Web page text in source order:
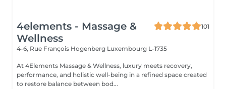
4elements - Massage &
Wellness
101
4-6, Rue François Hogenberg Luxembourg L-1735
At 4Elements Massage & Wellness, luxury meets recovery,
performance, and holistic well-being in a refined space created
to restore balance between bod...